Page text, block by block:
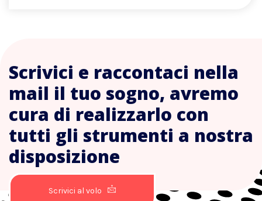
Scrivici e raccontaci nella
mail il tuo sogno, avremo
cura di realizzarlo con
tutti gli strumenti a nostra
disposizione
Scrivici al volo